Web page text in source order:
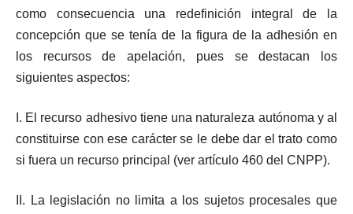
como consecuencia una redefinición integral de la
concepción que se tenía de la figura de la adhesión en
los recursos de apelación, pues se destacan los
siguientes aspectos:
I. El recurso adhesivo tiene una naturaleza autónoma y al
constituirse con ese carácter se le debe dar el trato como
si fuera un recurso principal (ver artículo 460 del CNPP).
II. La legislación no limita a los sujetos procesales que